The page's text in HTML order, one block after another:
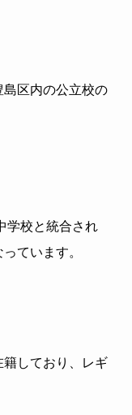
島区内の公立校の
学校と統合され
ています。
しており、レギ